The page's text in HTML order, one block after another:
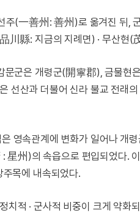
(一善州: 善州)로 옮겨진 뒤,
川縣: 지금의 지례면) · 무산현
문군은 개령군(開寧郡), 금물
선산과 더불어 신라 불교 전
영속관계에 변화가 일어나
州)의 속읍으로 편입되었다.
목에 내속되었다.
치적 · 군사적 비중이 크게 약